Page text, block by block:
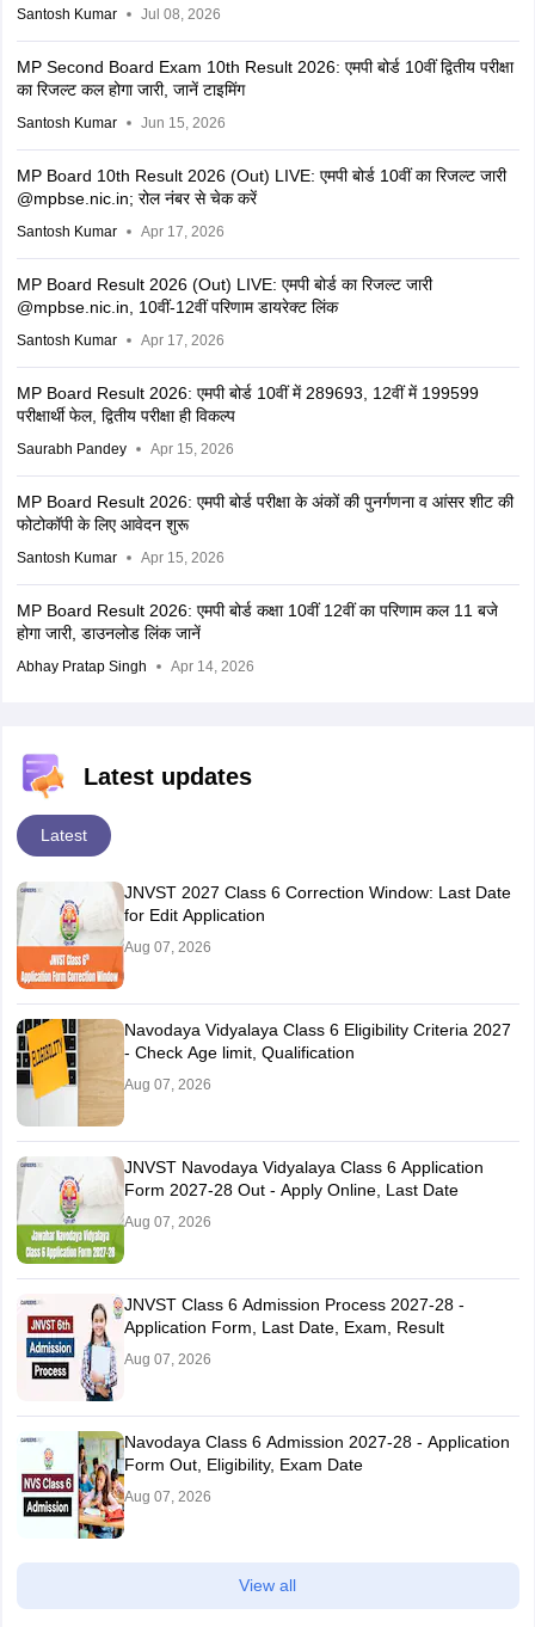
Santosh Kumar Jul 08, 2026
MP Second Board Exam 10th Result 2026: एमपी बोर्ड 10वीं द्वितीय परीक्षा
का रिजल्ट कल होगा जारी, जानें टाइमिंग
Santosh Kumar Jun 15, 2026
MP Board 10th Result 2026 (Out) LIVE: एमपी बोर्ड 10वीं का रिजल्ट जारी
@mpbse.nic.in; रोल नंबर से चेक करें
Santosh Kumar Apr 17, 2026
MP Board Result 2026 (Out) LIVE: एमपी बोर्ड का रिजल्ट जारी
@mpbse.nic.in, 10वीं-12वीं परिणाम डायरेक्ट लिंक
Santosh Kumar Apr 17, 2026
MP Board Result 2026: एमपी बोर्ड 10वीं में 289693, 12वीं में 199599
परीक्षार्थी फेल, द्वितीय परीक्षा ही विकल्प
Saurabh Pandey Apr 15, 2026
MP Board Result 2026: एमपी बोर्ड परीक्षा के अंकों की पुनर्गणना व आंसर शीट की
फोटोकॉपी के लिए आवेदन शुरू
Santosh Kumar Apr 15, 2026
MP Board Result 2026: एमपी बोर्ड कक्षा 10वीं 12वीं का परिणाम कल 11 बजे
होगा जारी, डाउनलोड लिंक जानें
Abhay Pratap Singh Apr 14, 2026
Latest updates
Latest
JNVST 2027 Class 6 Correction Window: Last Date
for Edit Application
Aug 07, 2026
Navodaya Vidyalaya Class 6 Eligibility Criteria 2027
- Check Age limit, Qualification
Aug 07, 2026
JNVST Navodaya Vidyalaya Class 6 Application
Form 2027-28 Out - Apply Online, Last Date
Aug 07, 2026
JNVST Class 6 Admission Process 2027-28 -
Application Form, Last Date, Exam, Result
Aug 07, 2026
Navodaya Class 6 Admission 2027-28 - Application
Form Out, Eligibility, Exam Date
Aug 07, 2026
View all